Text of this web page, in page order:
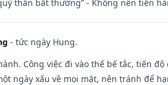
thần bất thường” - Không nên tiến
- tức ngày Hung.
Công việc đi vào thế bế tắc, tiến
ngày xấu về mọi mặt, nên tránh để